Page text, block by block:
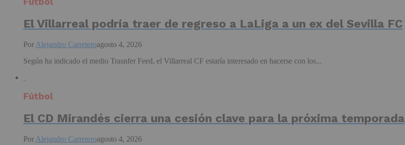
El Villarreal podría traer de regreso a LaLiga a un ex del Sevilla FC
Por Alejandro Carreteroagosto 4, 2026
Según ha indicado el medio Trasnfer Feed, el Villarreal CF estaría interesado en hacerse con los...
Fútbol
El CD Mirandés cierra una cesión clave para la próxima temporada
Por Alejandro Carreteroagosto 4, 2026